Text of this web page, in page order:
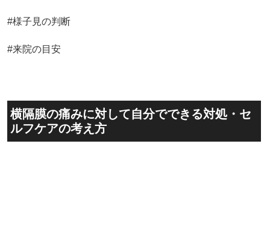
#様子見の判断
#来院の目安
横隔膜の痛みに対して自分でできる対処・セ
ルフケアの考え方